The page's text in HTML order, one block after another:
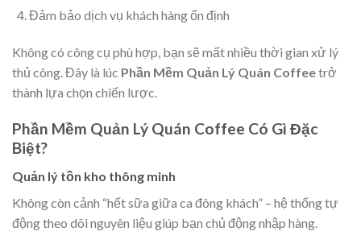
Đảm bảo dịch vụ khách hàng ổn định
Không có công cụ phù hợp, bạn sẽ mất nhiều thời gian xử lý
thủ công. Đây là lúc Phần Mềm Quản Lý Quán Coffeetrở
thành lựa chọn chiến lược.
Phần Mềm Quản Lý Quán Coffee Có Gì Đặc
Biệt?
Quản lý tồn kho thông minh
Không còn cảnh “hết sữa giữa ca đông khách” – hệ thống tự
động theo dõi nguyên liệu giúp bạn chủ động nhập hàng.